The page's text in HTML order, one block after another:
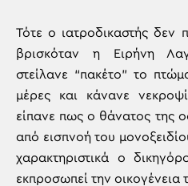
Τότε ο ιατροδικαστής δεν
βρισκόταν η Ειρήνη
στείλανε “πακέτο” το
μέρες και κάνανε
είπανε πως ο θάνατος της
από εισπνοή του
χαρακτηριστικά ο
εκπροσωπεί την οικογένεια